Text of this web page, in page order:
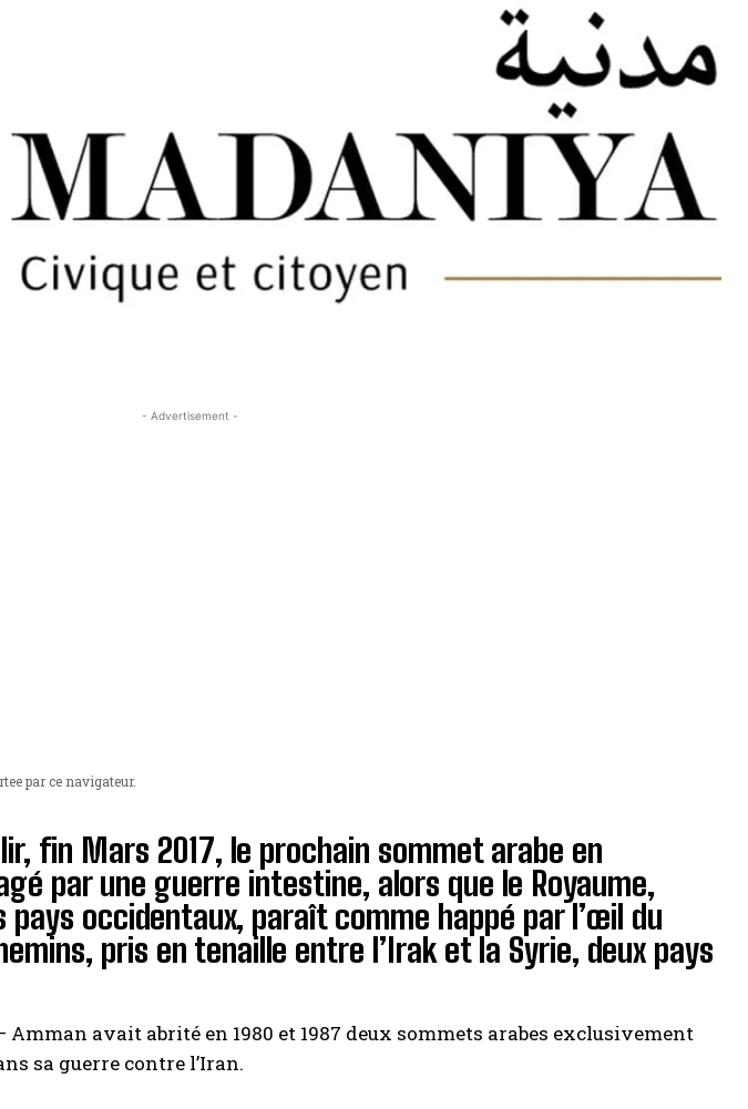
- Advertisement -
par ce navigateur.
fin Mars 2017, le prochain sommet arabe en
par une guerre intestine, alors que le Royaume,
occidentaux, paraît comme happé par l’œil du
pris en tenaille entre l’Irak et la Syrie, deux pays
Amman avait abrité en 1980 et 1987 deux sommets arabes exclusivement
sa guerre contre l’Iran.